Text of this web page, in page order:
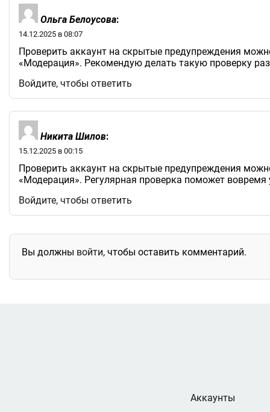
Ольга Белоусова:
14.12.2025 в 08:07
Проверить аккаунт на скрытые предупреждения
«Модерация». Рекомендую делать такую проверку
Войдите, чтобы ответить
Никита Шилов:
15.12.2025 в 00:15
Проверить аккаунт на скрытые предупреждения
«Модерация». Регулярная проверка поможет
Войдите, чтобы ответить
Вы должны войти, чтобы оставить комментарий.
Аккаунты